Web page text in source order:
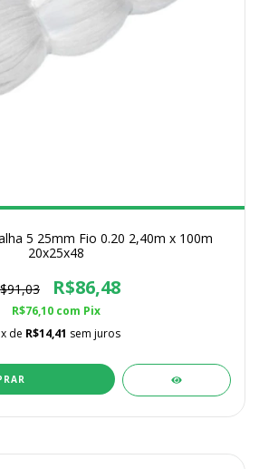
5 25mm Fio 0.20 2,40m x 100m
20x25x48
R$86,48
R$76,10 com Pix
x de R$14,41 sem juros